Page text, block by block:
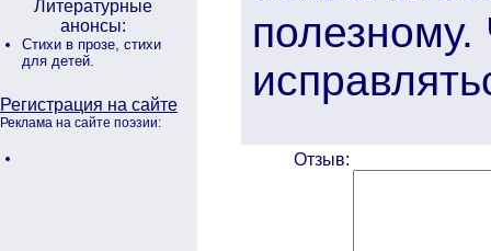
Литературные
анонсы:
Стихи в прозе, стихи
для детей.
Регистрация на сайте
Реклама на сайте поэзии:
полезному.
Отзыв: